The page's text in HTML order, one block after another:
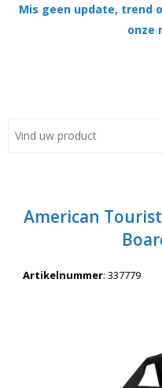
Mis geen update, trend
onze
Contact
Wil je snel
American
Artikelnummer: 337779